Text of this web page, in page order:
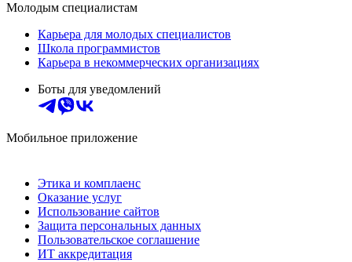
Молодым специалистам
Карьера для молодых специалистов
Школа программистов
Карьера в некоммерческих организациях
Боты для уведомлений
Мобильное приложение
Этика и комплаенс
Оказание услуг
Использование сайтов
Защита персональных данных
Пользовательское соглашение
ИТ аккредитация